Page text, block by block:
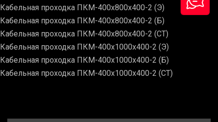
Кабельная проходка ПКМ-400х800х400-2 (Э)
Кабельная проходка ПКМ-400х800х400-2 (Б)
Кабельная проходка ПКМ-400х800х400-2 (СТ)
Кабельная проходка ПКМ-400х1000х400-2 (Э)
Кабельная проходка ПКМ-400х1000х400-2 (Б)
Кабельная проходка ПКМ-400х1000х400-2 (СТ)